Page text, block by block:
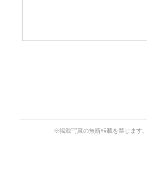
※掲載写真の無断転載を禁じます。